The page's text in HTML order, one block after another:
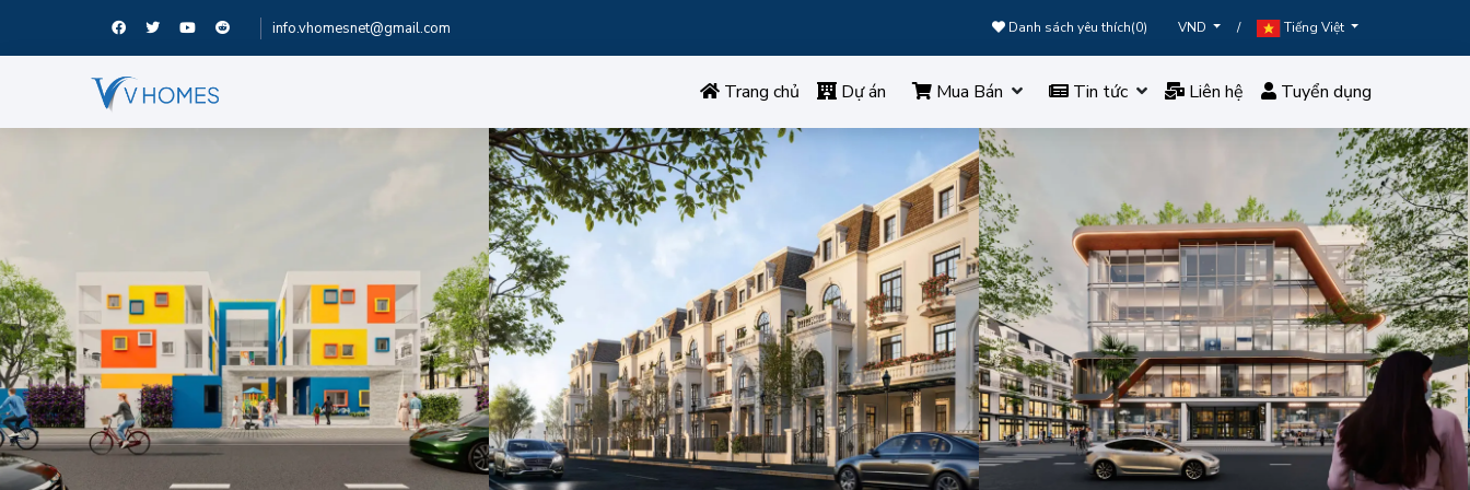
info.vhomesnet@gmail.com Danh sách yêu thích(0) VND / Tiếng Việt
Trang chủ Dự án Mua Bán Tin tức Liên hệ Tuyển dụng